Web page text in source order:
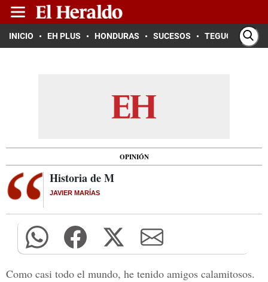
INICIO EH PLUS HONDURAS SUCESOS TEGUCIGALPA
OPINIÓN
Historia de M
JAVIER MARÍAS
Como casi todo el mundo, he tenido amigos calamitosos.